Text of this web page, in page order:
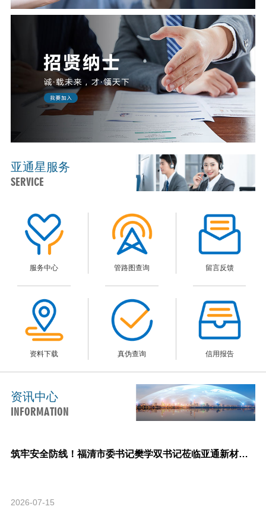
亚通星服务
SERVICE
服务中心 管路图查询 留言反馈
资料下载 真伪查询 信用报告
资讯中心
INFORMATION
筑牢安全防线！福清市委书记樊学双书记莅临亚通新材料调研指导安全生产与生产经营工作！
2026-07-15